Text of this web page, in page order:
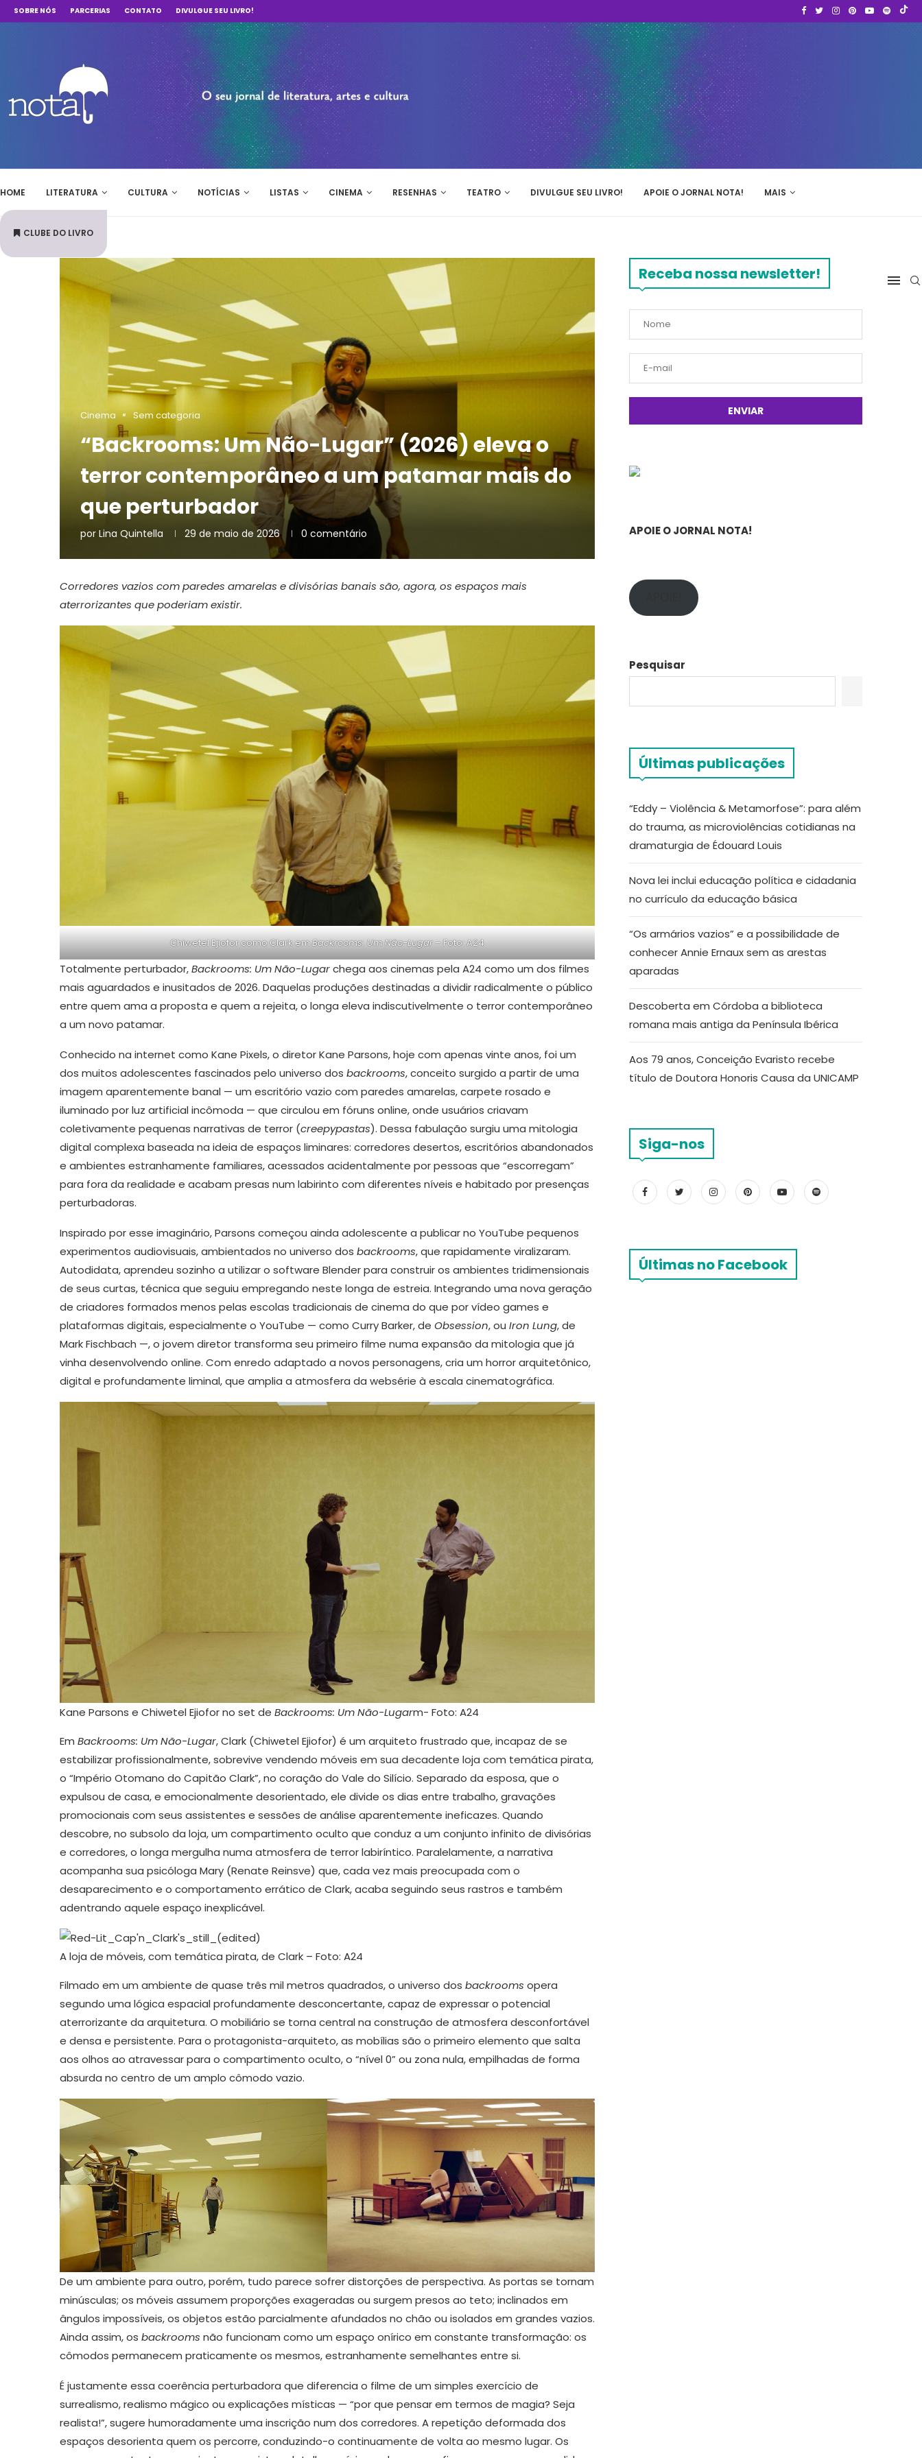
SOBRE NÓS PARCERIAS CONTATO DIVULGUE SEU LIVRO!
HOME LITERATURA CULTURA NOTÍCIAS LISTAS CINEMA RESENHAS TEATRO DIVULGUE SEU LIVRO! APOIE O JORNAL NOTA! MAIS
CLUBE DO LIVRO
Cinema Sem categoria
“Backrooms: Um Não-Lugar” (2026) eleva o
terror contemporâneo a um patamar mais do
que perturbador
por Lina Quintella 29 de maio de 2026 0 comentário
Corredores vazios com paredes amarelas e divisórias banais são, agora, os espaços mais
aterrorizantes que poderiam existir.
Chiwetel Ejiofor como Clark emBackrooms: Um Não-Lugar– Foto: A24
Totalmente perturbador,Backrooms: Um Não-Lugarchega aos cinemas pela A24 como um dos filmes
mais aguardados e inusitados de 2026. Daquelas produções destinadas a dividir radicalmente o público
entre quem ama a proposta e quem a rejeita, o longa eleva indiscutivelmente o terror contemporâneo
a um novo patamar.
Conhecido na internet como Kane Pixels, o diretor Kane Parsons, hoje com apenas vinte anos, foi um
dos muitos adolescentes fascinados pelo universo dos backrooms, conceito surgido a partir de uma
imagem aparentemente banal — um escritório vazio com paredes amarelas, carpete rosado e
iluminado por luz artificial incômoda — que circulou em fóruns online, onde usuários criavam
coletivamente pequenas narrativas de terror (creepypastas). Dessa fabulação surgiu uma mitologia
digital complexa baseada na ideia de espaços liminares: corredores desertos, escritórios abandonados
e ambientes estranhamente familiares, acessados acidentalmente por pessoas que “escorregam”
para fora da realidade e acabam presas num labirinto com diferentes níveis e habitado por presenças
perturbadoras.
Inspirado por esse imaginário, Parsons começou ainda adolescente a publicar no YouTube pequenos
experimentos audiovisuais, ambientados no universo dos backrooms, que rapidamente viralizaram.
Autodidata, aprendeu sozinho a utilizar o software Blender para construir os ambientes tridimensionais
de seus curtas, técnica que seguiu empregando neste longa de estreia. Integrando uma nova geração
de criadores formados menos pelas escolas tradicionais de cinema do que por vídeo games e
plataformas digitais, especialmente o YouTube — como Curry Barker, de Obsession, ou Iron Lung, de
Mark Fischbach —, o jovem diretor transforma seu primeiro filme numa expansão da mitologia que já
vinha desenvolvendo online. Com enredo adaptado a novos personagens, cria um horror arquitetônico,
digital e profundamente liminal, que amplia a atmosfera da websérie à escala cinematográfica.
Kane Parsons e Chiwetel Ejiofor no set de Backrooms: Um Não-Lugarm- Foto: A24
Em Backrooms: Um Não-Lugar, Clark (Chiwetel Ejiofor) é um arquiteto frustrado que, incapaz de se
estabilizar profissionalmente, sobrevive vendendo móveis em sua decadente loja com temática pirata,
o “Império Otomano do Capitão Clark”, no coração do Vale do Silício. Separado da esposa, que o
expulsou de casa, e emocionalmente desorientado, ele divide os dias entre trabalho, gravações
promocionais com seus assistentes e sessões de análise aparentemente ineficazes. Quando
descobre, no subsolo da loja, um compartimento oculto que conduz a um conjunto infinito de divisórias
e corredores, o longa mergulha numa atmosfera de terror labiríntico. Paralelamente, a narrativa
acompanha sua psicóloga Mary (Renate Reinsve) que, cada vez mais preocupada com o
desaparecimento e o comportamento errático de Clark, acaba seguindo seus rastros e também
adentrando aquele espaço inexplicável.
A loja de móveis, com temática pirata, de Clark – Foto: A24
Filmado em um ambiente de quase três mil metros quadrados, o universo dos backrooms opera
segundo uma lógica espacial profundamente desconcertante, capaz de expressar o potencial
aterrorizante da arquitetura. O mobiliário se torna central na construção de atmosfera desconfortável
e densa e persistente. Para o protagonista-arquiteto, as mobílias são o primeiro elemento que salta
aos olhos ao atravessar para o compartimento oculto, o “nível 0” ou zona nula, empilhadas de forma
absurda no centro de um amplo cômodo vazio.
De um ambiente para outro, porém, tudo parece sofrer distorções de perspectiva. As portas se tornam
minúsculas; os móveis assumem proporções exageradas ou surgem presos ao teto; inclinados em
ângulos impossíveis, os objetos estão parcialmente afundados no chão ou isolados em grandes vazios.
Ainda assim, os backrooms não funcionam como um espaço onírico em constante transformação: os
cômodos permanecem praticamente os mesmos, estranhamente semelhantes entre si.
É justamente essa coerência perturbadora que diferencia o filme de um simples exercício de
surrealismo, realismo mágico ou explicações místicas — “por que pensar em termos de magia? Seja
realista!”, sugere humoradamente uma inscrição num dos corredores. A repetição deformada dos
espaços desorienta quem os percorre, conduzindo-o continuamente de volta ao mesmo lugar. Os
Receba nossa newsletter!
APOIE O JORNAL NOTA!
Pesquisar
Últimas publicações
“Eddy – Violência & Metamorfose”: para além
do trauma, as microviolências cotidianas na
dramaturgia de Édouard Louis
Nova lei inclui educação política e cidadania
no currículo da educação básica
“Os armários vazios” e a possibilidade de
conhecer Annie Ernaux sem as arestas
aparadas
Descoberta em Córdoba a biblioteca
romana mais antiga da Península Ibérica
Aos 79 anos, Conceição Evaristo recebe
título de Doutora Honoris Causa da UNICAMP
Siga-nos
Últimas no Facebook